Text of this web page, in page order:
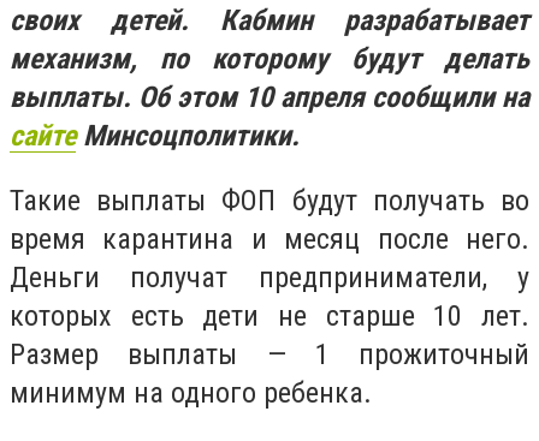
своих детей. Кабмин разрабатывает
механизм, по которому будут делать
выплаты. Об этом 10 апреля сообщили на
сайтеМинсоцполитики.
Такие выплаты ФОП будут получать во
время карантина и месяц после него.
Деньги получат предприниматели, у
которых есть дети не старше 10 лет.
Размер выплаты — 1 прожиточный
минимум на одного ребенка.